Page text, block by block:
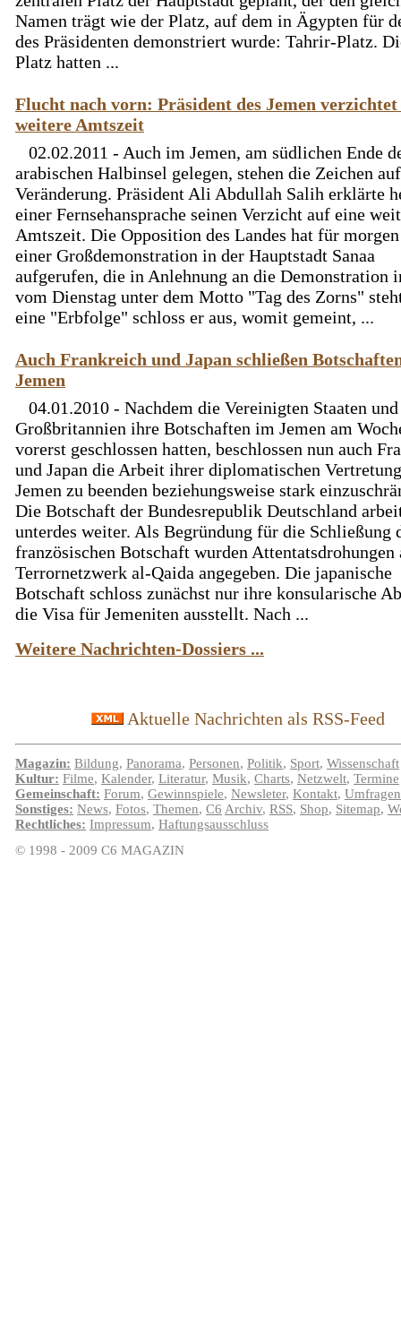
Namen trägt wie der Platz, auf dem in Ägypten für
des Präsidenten demonstriert wurde: Tahrir-Platz.
Platz hatten ...
Flucht nach vorn: Präsident des Jemen
weitere Amtszeit
02.02.2011 - Auch im Jemen, am südlichen Ende
arabischen Halbinsel gelegen, stehen die Zeichen auf
Veränderung. Präsident Ali Abdullah Salih erklärte
einer Fernsehansprache seinen Verzicht auf eine
Amtszeit. Die Opposition des Landes hat für
einer Großdemonstration in der Hauptstadt Sanaa
aufgerufen, die in Anlehnung an die Demonstration
vom Dienstag unter dem Motto "Tag des Zorns"
eine "Erbfolge" schloss er aus, womit gemeint, ...
Auch Frankreich und Japan schließen
Jemen
04.01.2010 - Nachdem die Vereinigten Staaten und
Großbritannien ihre Botschaften im Jemen am
vorerst geschlossen hatten, beschlossen nun auch
und Japan die Arbeit ihrer diplomatischen
Jemen zu beenden beziehungsweise stark
Die Botschaft der Bundesrepublik Deutschland
unterdes weiter. Als Begründung für die Schließung
französischen Botschaft wurden Attentatsdrohungen
Terrornetzwerk al-Qaida angegeben. Die japanische
Botschaft schloss zunächst nur ihre konsularische
die Visa für Jemeniten ausstellt. Nach ...
Weitere Nachrichten-Dossiers ...
Aktuelle Nachrichten als RSS-Feed
Magazin: Bildung, Panorama, Personen, Politik, Sport, Wissenschaft
Kultur: Filme, Kalender, Literatur, Musik, Charts, Netzwelt, Termine
Gemeinschaft: Forum, Gewinnspiele, Newsleter, Kontakt, Umfragen
Sonstiges: News, Fotos, Themen, C6 Archiv, RSS, Shop, Sitemap,
Rechtliches: Impressum, Haftungsausschluss
© 1998 - 2009 C6 MAGAZIN